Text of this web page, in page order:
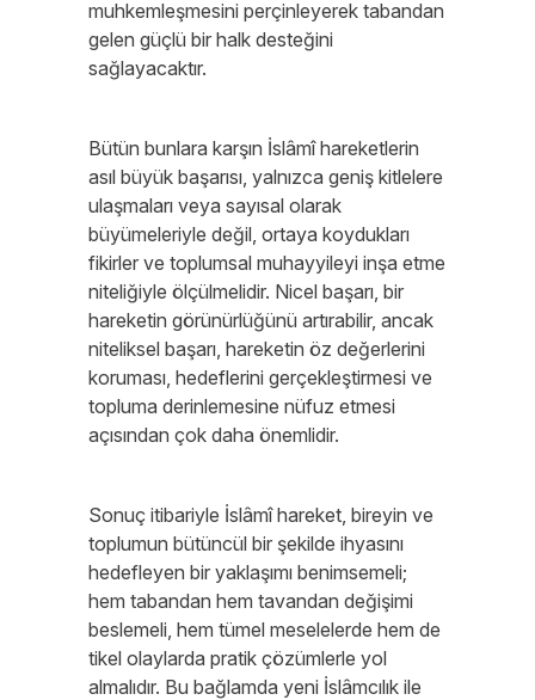
muhkemleşmesini perçinleyerek tabandan
gelen güçlü bir halk desteğini
sağlayacaktır.
Bütün bunlara karşın İslâmî hareketlerin
asıl büyük başarısı, yalnızca geniş kitlelere
ulaşmaları veya sayısal olarak
büyümeleriyle değil, ortaya koydukları
fikirler ve toplumsal muhayyileyi inşa etme
niteliğiyle ölçülmelidir. Nicel başarı, bir
hareketin görünürlüğünü artırabilir, ancak
niteliksel başarı, hareketin öz değerlerini
koruması, hedeflerini gerçekleştirmesi ve
topluma derinlemesine nüfuz etmesi
açısından çok daha önemlidir.
Sonuç itibariyle İslâmî hareket, bireyin ve
toplumun bütüncül bir şekilde ihyasını
hedefleyen bir yaklaşımı benimsemeli;
hem tabandan hem tavandan değişimi
beslemeli, hem tümel meselelerde hem de
tikel olaylarda pratik çözümlerle yol
almalıdır. Bu bağlamda yeni İslâmcılık ile